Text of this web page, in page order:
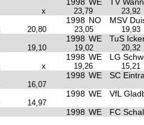
x 23,79 23,92
1998 NO MSV
20,80 23,05 19,93
1998 WE TuS
19,10 19,02 20,32
1998 WE LG
x 19,26 15,21
1998 WE SC
16,07
1998 WE VfL
14,97
1998 WE FC